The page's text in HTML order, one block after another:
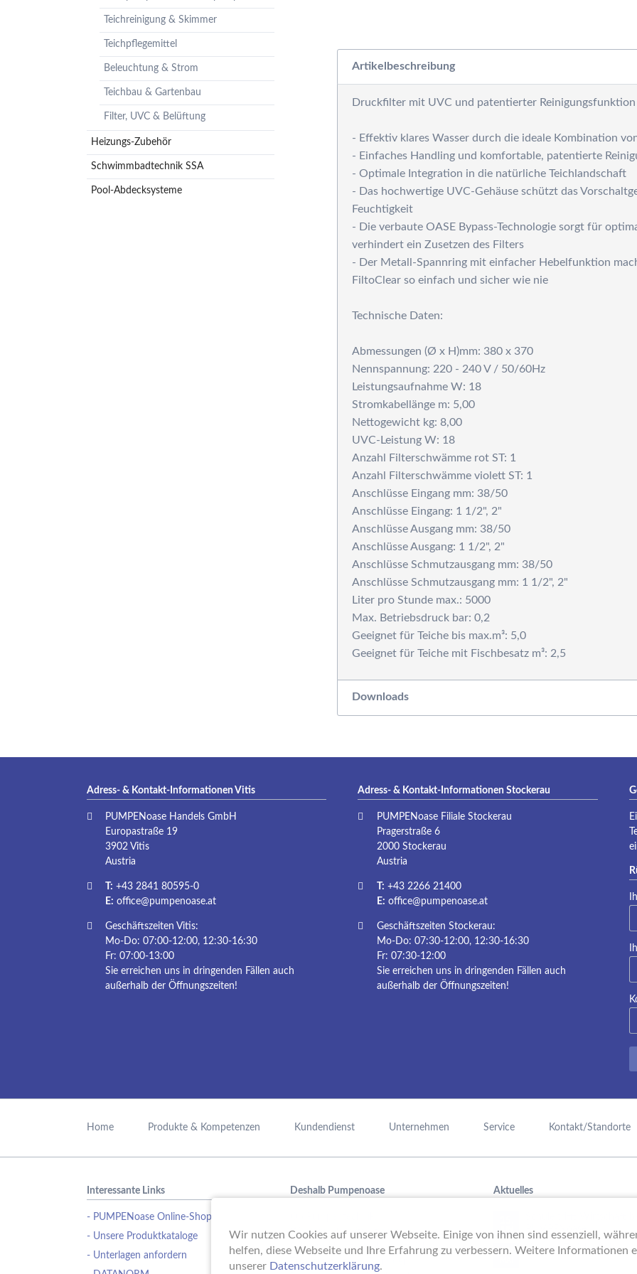
Pumpenzubehör
Membrandruckgefäße
Leckageschutz
Artikelbeschreibung
Druckfilter mit UVC und patentierter Reinigungsfunktion
- Effektiv klares Wasser durch die ideale Kombination
- Einfaches Handling und komfortable, patentierte
- Optimale Integration in die natürliche Teichlandschaft
- Das hochwertige UVC-Gehäuse schützt das
Feuchtigkeit
- Die verbaute OASE Bypass-Technologie sorgt für
verhindert ein Zusetzen des Filters
- Der Metall-Spannring mit einfacher Hebelfunktion
FiltoClear so einfach und sicher wie nie
Technische Daten:
Abmessungen (Ø x H)mm: 380 x 370
Nennspannung: 220 - 240 V / 50/60Hz
Leistungsaufnahme W: 18
Stromkabellänge m: 5,00
Nettogewicht kg: 8,00
UVC-Leistung W: 18
Anzahl Filterschwämme rot ST: 1
Anzahl Filterschwämme violett ST: 1
Anschlüsse Eingang mm: 38/50
Anschlüsse Eingang: 1 1/2", 2"
Anschlüsse Ausgang mm: 38/50
Anschlüsse Ausgang: 1 1/2", 2"
Anschlüsse Schmutzausgang mm: 38/50
Anschlüsse Schmutzausgang mm: 1 1/2", 2"
Liter pro Stunde max.: 5000
Max. Betriebsdruck bar: 0,2
Geeignet für Teiche bis max.m³: 5,0
Geeignet für Teiche mit Fischbesatz m³: 2,5
Downloads
Teichreinigung & Skimmer
Teichpflegemittel
Beleuchtung & Strom
Teichbau & Gartenbau
Filter, UVC & Belüftung
Heizungs-Zubehör
Schwimmbadtechnik SSA
Pool-Abdecksysteme
Adress- & Kontakt-Informationen Vitis
PUMPENoase Handels GmbH
Europastraße 19
3902 Vitis
Austria
T: +43 2841 80595-0
E: office@pumpenoase.at
Geschäftszeiten Vitis:
Mo-Do: 07:00-12:00, 12:30-16:30
Fr: 07:00-13:00
Sie erreichen uns in dringenden Fällen auch
außerhalb der Öffnungszeiten!
Adress- & Kontakt-Informationen Stockerau
PUMPENoase Filiale Stockerau
Pragerstraße 6
2000 Stockerau
Austria
T: +43 2266 21400
E: office@pumpenoase.at
Geschäftszeiten Stockerau:
Mo-Do: 07:30-12:00, 12:30-16:30
Fr: 07:30-12:00
Sie erreichen uns in dringenden Fällen auch
außerhalb der Öffnungszeiten!
überspringen
Home Produkte & Kompetenzen Kundendienst Unternehmen Service Kontakt/Standorte
Interessante Links
- PUMPENoase Online-Shop
- Unsere Produktkataloge
- Unterlagen anfordern
Deshalb Pumpenoase
Wasseraufbereitung oder
Schwimmbadtechnik – mit viel
Erfahrung ist das Team der
Aktuelles
JUN
PUMPENoase!
18. Vortrag IT-Sicherheit
Wir nutzen Cookies auf unserer Webseite. Einige von ihnen sind essenziell,
helfen, diese Webseite und Ihre Erfahrung zu verbessern. Weitere Informationen
unserer Datenschutzerklärung.